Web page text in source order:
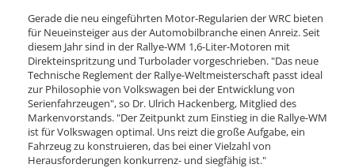
Gerade die neu eingeführten Motor-Regularien der WRC bieten
für Neueinsteiger aus der Automobilbranche einen Anreiz. Seit
diesem Jahr sind in der Rallye-WM 1,6-Liter-Motoren mit
Direkteinspritzung und Turbolader vorgeschrieben. "Das neue
Technische Reglement der Rallye-Weltmeisterschaft passt ideal
zur Philosophie von Volkswagen bei der Entwicklung von
Serienfahrzeugen", so Dr. Ulrich Hackenberg, Mitglied des
Markenvorstands. "Der Zeitpunkt zum Einstieg in die Rallye-WM
ist für Volkswagen optimal. Uns reizt die große Aufgabe, ein
Fahrzeug zu konstruieren, das bei einer Vielzahl von
Herausforderungen konkurrenz- und siegfähig ist."